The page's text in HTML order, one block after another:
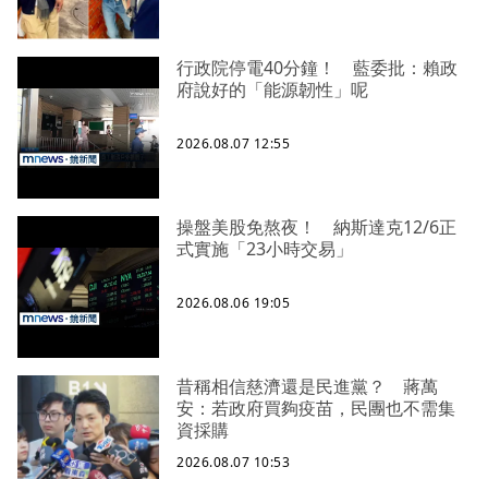
行政院停電40分鐘！ 藍委批：賴政
府說好的「能源韌性」呢
2026.08.07 12:55
操盤美股免熬夜！ 納斯達克12/6正
式實施「23小時交易」
2026.08.06 19:05
昔稱相信慈濟還是民進黨？ 蔣萬
安：若政府買夠疫苗，民團也不需集
資採購
2026.08.07 10:53